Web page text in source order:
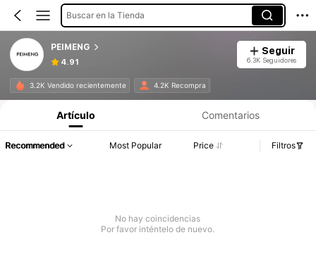
Buscar en la Tienda
PEIMENG
4.91
Seguir
6.3K Seguidores
3.2K Vendido recientemente 4.2K Recompra
Artículo Comentarios
Recommended Most Popular Price Filtros
No hay coincidencias
Por favor inténtelo de nuevo.